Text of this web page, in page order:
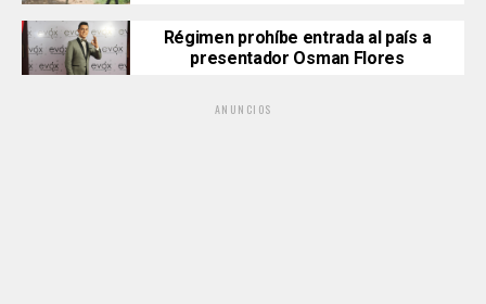
Régimen prohíbe entrada al país a
presentador Osman Flores
ANUNCIOS